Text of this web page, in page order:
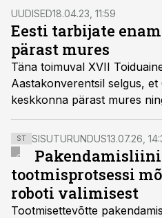
marinaadis on kasutatud
sidrunimahla, rohemünti ja
UUDISED18.04.23, 11:59
Eesti tarbijate
pärast mures
Täna toimuval XVII
Aastakonverentsil selgus,
keskkonna pärast mures
väärtused muutuvad nende
ST SISUTURUNDUS13.07.26,
Pakendamisliini
tootmisprotsessi
roboti valimisest
Tootmisettevõtte